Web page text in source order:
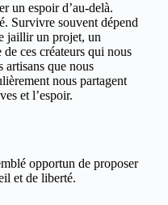
un espoir d’au-delà.
Survivre souvent dépend
jaillir un projet, un
ces créateurs qui nous
artisans que nous
nous partagent
et l’espoir.
opportun de proposer
et de liberté.